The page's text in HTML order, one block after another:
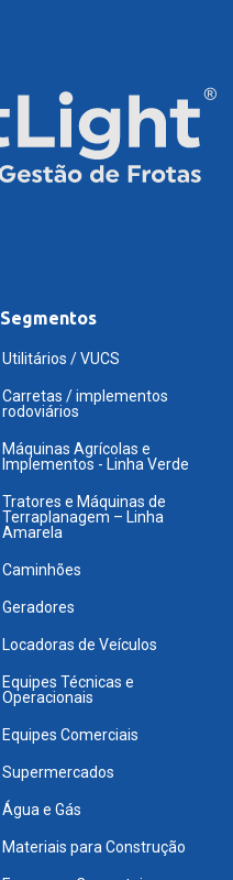
Segmentos
Utilitários / VUCS
Carretas / implementos
rodoviários
Máquinas Agrícolas e
Implementos - Linha Verde
Tratores e Máquinas de
Terraplanagem – Linha
Amarela
Caminhões
Geradores
Locadoras de Veículos
Equipes Técnicas e
Operacionais
Equipes Comerciais
Supermercados
Água e Gás
Materiais para Construção